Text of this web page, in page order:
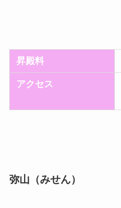
昇殿料
アクセス
弥山（みせん）